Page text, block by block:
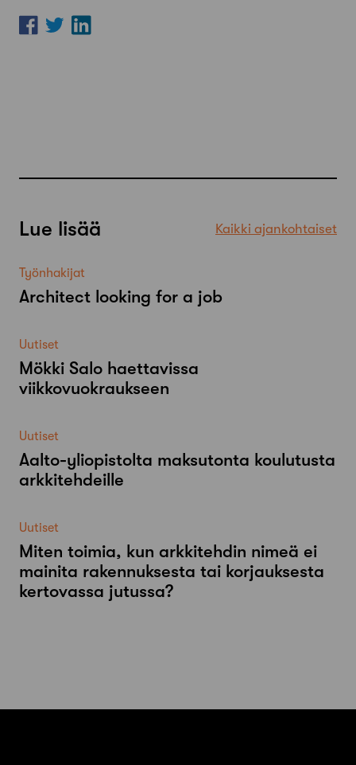
Lue lisää Kaikki ajankohtaiset
Työnhakijat
Architect looking for a job
Uutiset
Mökki Salo haettavissa
viikkovuokraukseen
Uutiset
Aalto-​yliopistolta maksutonta koulutusta
arkkitehdeille
Uutiset
Miten toimia, kun arkkitehdin nimeä ei
mainita rakennuksesta tai korjauksesta
kertovassa jutussa?